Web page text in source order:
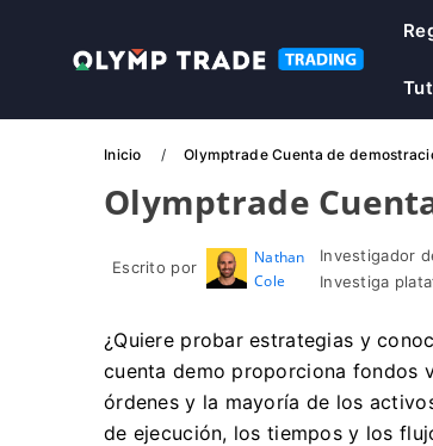
Inicio Olymptrade Cuenta de
Olymptrade
Escrito por
Nathan
Cole
Investigador
Investiga
¿Quiere probar estrategias y
cuenta demo proporciona fondos
órdenes y la mayoría de los
de ejecución, los tiempos y los